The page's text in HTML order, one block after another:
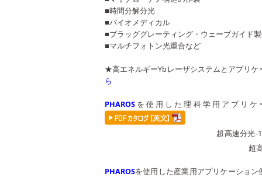
■時間分解分光
■バイオメディカル
■ブラッググレーティング・ウェーブガイド
■マルチフォトン光重合など
★高エネルギーYbレーザシステムとアプリ
ら
PHAROSを使用した理科学用アプリ
超高速分
超高速分
PHAROSを使用した産業用アプリケーショ